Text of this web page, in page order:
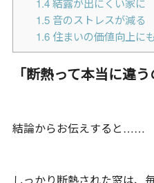
1.4結露が出にくい家に
1.5音のストレスが減る
1.6住まいの価値向上にも
「断熱って本当に違
結論からお伝えすると……
しっかり断熱された窓は、